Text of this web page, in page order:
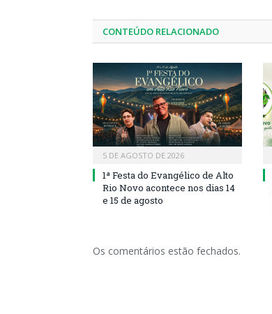
CONTEÚDO RELACIONADO
5 DE AGOSTO DE 2026
1ª Festa do Evangélico de Alto
Rio Novo acontece nos dias 14
e 15 de agosto
Os comentários estão fechados.